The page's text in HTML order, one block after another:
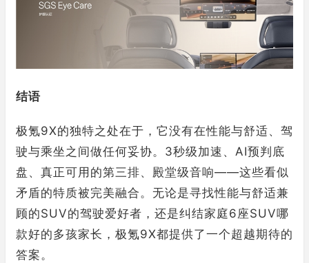
结语
极氪9X的独特之处在于，它没有在性能与舒适、驾
驶与乘坐之间做任何妥协。3秒级加速、AI预判底
盘、真正可用的第三排、殿堂级音响——这些看似
矛盾的特质被完美融合。无论是寻找性能与舒适兼
顾的SUV的驾驶爱好者，还是纠结家庭6座SUV哪
款好的多孩家长，极氪9X都提供了一个超越期待的
答案。